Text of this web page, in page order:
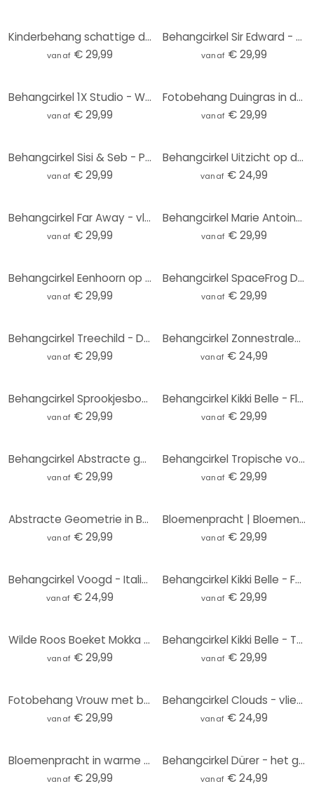
Kinderbehang schattige dieren in het hart van het bos | kinderkamer - Oliver Robins - Rond - vliesbe
vanaf € 29,99
Behangcirkel Sir Edward - Blauwe Weide - vliesbehang/zelfklevend vliesbehang
vanaf € 29,99
Behangcirkel 1X Studio - Weg naar het Strand - vliesbehang/zelfklevend vliesbehang
vanaf € 29,99
Fotobehang Duingras in de avondzon - Treechild - Rond - vliesbehang/zelfklevend vliesbehang
vanaf € 29,99
Behangcirkel Sisi & Seb - Pampas - vliesbehang/zelfklevend vliesbehang
vanaf € 29,99
Behangcirkel Uitzicht op de Baltische Zee - vliesbehang/zelfklevend vliesbehang
vanaf € 24,99
Behangcirkel Far Away - vliesbehang/zelfklevend vliesbehang
vanaf € 29,99
Behangcirkel Marie Antoinette: I never said that - Grace Digital Art - vliesbehang/zelfklevend vlies
vanaf € 29,99
Behangcirkel Eenhoorn op een kleurrijke bloemenweide - Bonne Müller - vliesbehang/zelfklevend vliesb
vanaf € 29,99
Behangcirkel SpaceFrog Designs - Elegante Kraanvogel - Japandi - vliesbehang/zelfklevend vliesbehang
vanaf € 29,99
Behangcirkel Treechild - Delicate Flowers - vliesbehang/zelfklevend vliesbehang
vanaf € 29,99
Behangcirkel Zonnestralen in het Bos - vliesbehang/zelfklevend vliesbehang
vanaf € 24,99
Behangcirkel Sprookjesbos - Kiciak - vliesbehang/zelfklevend vliesbehang
vanaf € 29,99
Behangcirkel Kikki Belle - Flamingo Oase - vliesbehang/zelfklevend vliesbehang
vanaf € 29,99
Behangcirkel Abstracte golven in het licht van de schemering - Alpenglow Workshop - vliesbehang/zelf
vanaf € 29,99
Behangcirkel Tropische vogels in het bos in de nacht - Haase - vliesbehang/zelfklevend vliesbehang
vanaf € 29,99
Abstracte Geometrie in Balans Fotobehang - Ristova - Rond - vliesbehang/zelfklevend vliesbehang
vanaf € 29,99
Bloemenpracht | Bloemenbehang - Boomkroon - Rond - vliesbehang/zelfklevend vliesbehang
vanaf € 29,99
Behangcirkel Voogd - Italiaans Landschap met Parasoldennen (lichte versie) - vliesbehang/zelfklevend
vanaf € 24,99
Behangcirkel Kikki Belle - Forest Wonder - vliesbehang/zelfklevend vliesbehang
vanaf € 29,99
Wilde Roos Boeket Mokka Mousse Bloemen Fotobehang - Anijs illustratie - Rond - vliesbehang/zelfkleve
vanaf € 29,99
Behangcirkel Kikki Belle - Tropische Vogels in het zwart wit - vliesbehang/zelfklevend vliesbehang
vanaf € 29,99
Fotobehang Vrouw met bloemenkroon en katten - Hülya - Rond - Zelfklevend/niet-geweven
vanaf € 29,99
Behangcirkel Clouds - vliesbehang/zelfklevend vliesbehang
vanaf € 24,99
Bloemenpracht in warme pasteltinten | Bloemenbehang - Paksoylu - Rond - vliesbehang/zelfklevend vlie
vanaf € 29,99
Behangcirkel Dürer - het grote Gazon - vliesbehang/zelfklevend vliesbehang
vanaf € 24,99